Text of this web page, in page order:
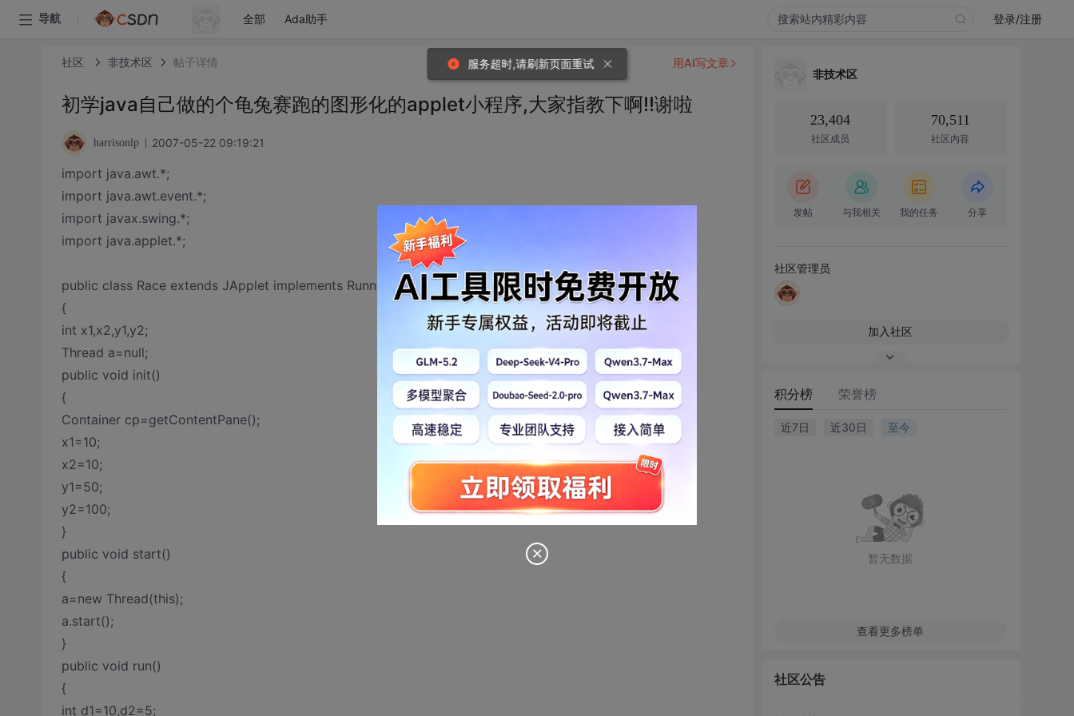
导航 全部 Ada助手 登录/注册
社区 非技术区 帖子详情
初学java自己做的个龟兔赛跑的图形化的applet小程序,大家指教下啊!!谢啦
harrisonlp 2007-05-22 09:19:21
import java.awt.*;
import java.awt.event.*;
import javax.swing.*;
import java.applet.*;
public class Race extends JApplet implements Runnable
{
int x1,x2,y1,y2;
Thread a=null;
public void init()
{
Container cp=getContentPane();
x1=10;
x2=10;
y1=50;
y2=100;
}
public void start()
{
a=new Thread(this);
a.start();
}
public void run()
{
int d1=10,d2=5;
用AI写文章
非技术区
23,404
社区成员
70,511
社区内容
发帖 与我相关 我的任务 分享
社区管理员
加入社区
积分榜 荣誉榜
近7日 近30日 至今
暂无数据
查看更多榜单
社区公告
服务超时,请刷新页面重试